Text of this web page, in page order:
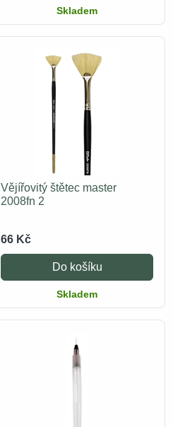
Skladem
Vějířovitý štětec master
2008fn 2
66 Kč
Do košíku
Skladem